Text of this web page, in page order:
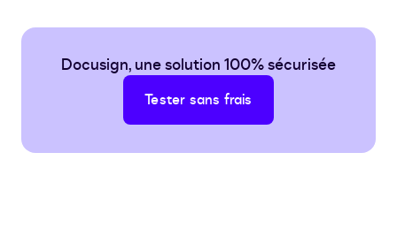
Docusign, une solution 100% sécurisée
Tester sans frais